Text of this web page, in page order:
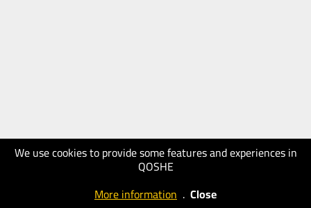
We use cookies to provide some features and experiences in
QOSHE
More information . Close